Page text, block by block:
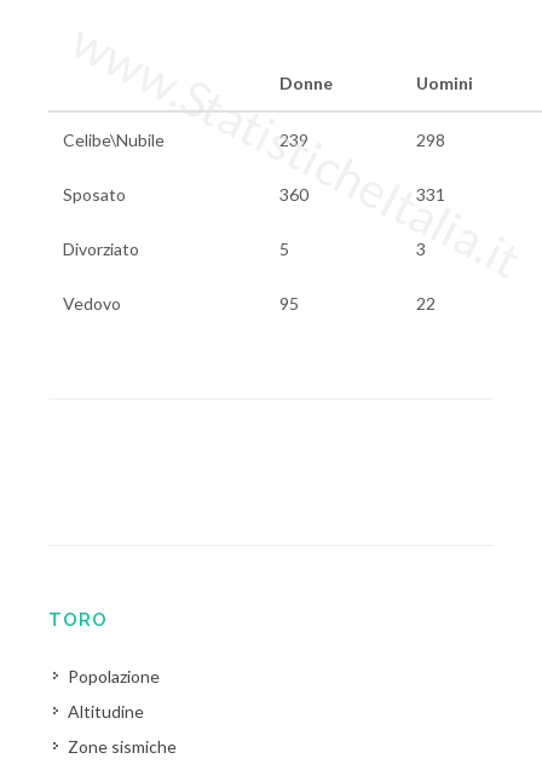
Donne Uomini
Celibe\Nubile 239 298
Sposato 360 331
Divorziato 5 3
Vedovo 95 22
www.StatisticheItalia.it
TORO
Popolazione
Altitudine
Zone sismiche